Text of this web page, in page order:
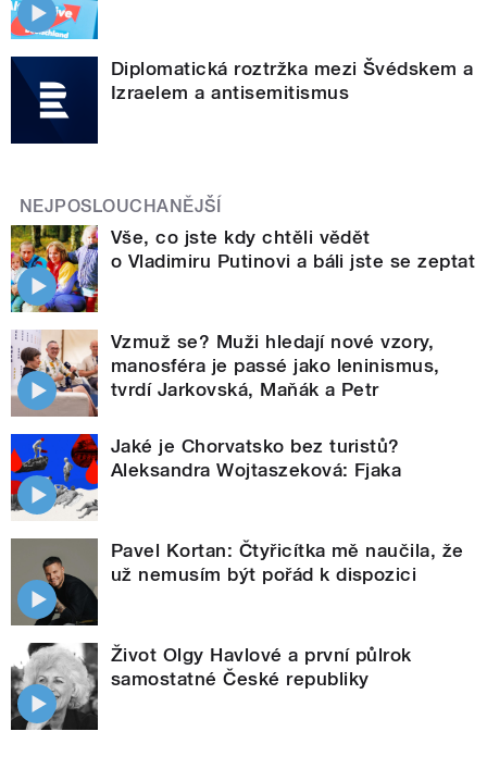
Diplomatická roztržka mezi Švédskem a
Izraelem a antisemitismus
NEJPOSLOUCHANĚJŠÍ
Vše, co jste kdy chtěli vědět
o Vladimiru Putinovi a báli jste se zeptat
Vzmuž se? Muži hledají nové vzory,
manosféra je passé jako leninismus,
tvrdí Jarkovská, Maňák a Petr
Jaké je Chorvatsko bez turistů?
Aleksandra Wojtaszeková: Fjaka
Pavel Kortan: Čtyřicítka mě naučila, že
už nemusím být pořád k dispozici
Život Olgy Havlové a první půlrok
samostatné České republiky